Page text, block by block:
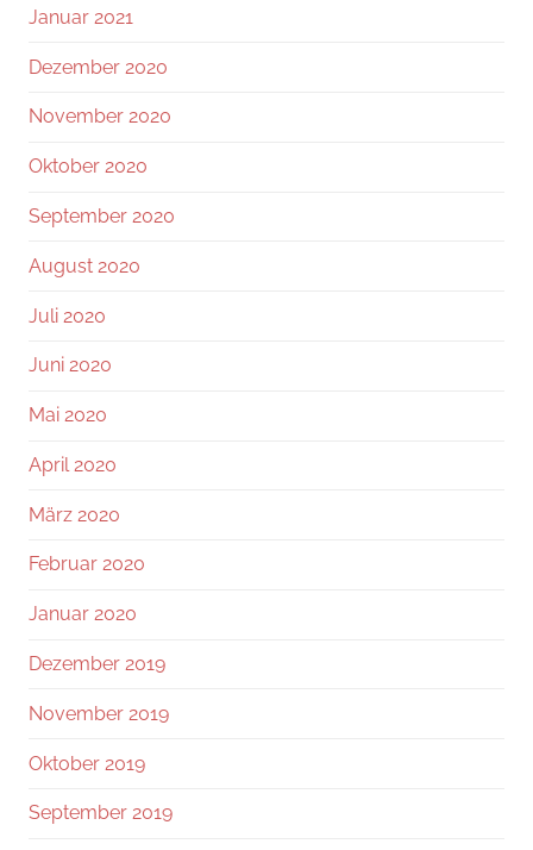
Januar 2021
Dezember 2020
November 2020
Oktober 2020
September 2020
August 2020
Juli 2020
Juni 2020
Mai 2020
April 2020
März 2020
Februar 2020
Januar 2020
Dezember 2019
November 2019
Oktober 2019
September 2019